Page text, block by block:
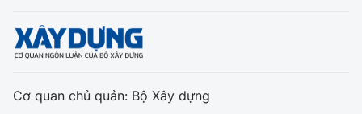
Cơ quan chủ quản: Bộ Xây dựng